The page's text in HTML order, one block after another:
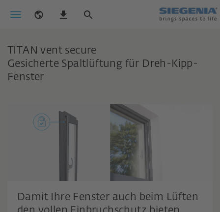
TITAN vent secure
Gesicherte Spaltlüftung für Dreh-Kipp-
Fenster
Damit Ihre Fenster auch beim Lüften